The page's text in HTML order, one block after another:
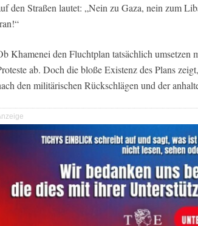
den Straßen lautet: „Nein zu Gaza, nein zum
Khamenei den Fluchtplan tatsächlich umsetzen
ab. Doch die bloße Existenz des Plans
den militärischen Rückschlägen und der